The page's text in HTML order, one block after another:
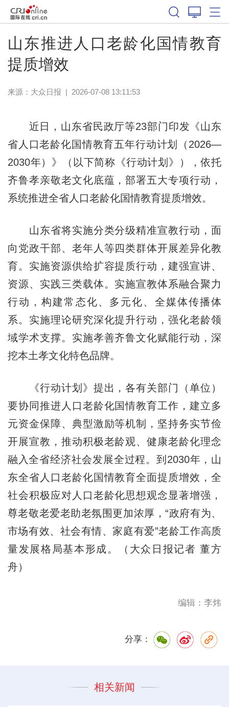
山东推进人口老龄化国情教育
提质增效
来源： 大众日报 | 2026-07-08 13:11:53
近日，山东省民政厅等23部门印发《山东
省人口老龄化国情教育五年行动计划（2026—
2030年）》（以下简称《行动计划》），依托
齐鲁孝亲敬老文化底蕴，部署五大专项行动，
系统推进全省人口老龄化国情教育提质增效。
山东省将实施分类分级精准宣教行动，面
向党政干部、老年人等四类群体开展差异化教
育。实施资源供给扩容提质行动，建强宣讲、
资源、实践三类载体。实施宣教体系融合聚力
行动，构建常态化、多元化、全媒体传播体
系。实施理论研究深化提升行动，强化老龄领
域学术支撑。实施孝善齐鲁文化赋能行动，深
挖本土孝文化特色品牌。
《行动计划》提出，各有关部门（单位）
要协同推进人口老龄化国情教育工作，建立多
元资金保障、典型激励等机制，坚持务实节俭
开展宣教，推动积极老龄观、健康老龄化理念
融入全省经济社会发展全过程。到2030年，山
东全省人口老龄化国情教育全面提质增效，全
社会积极应对人口老龄化思想观念显著增强，
尊老敬老爱老助老氛围更加浓厚，“政府有为、
市场有效、社会有情、家庭有爱”老龄工作高质
量发展格局基本形成。（大众日报记者 董方
舟）
编辑：李炜
分享：
相关新闻